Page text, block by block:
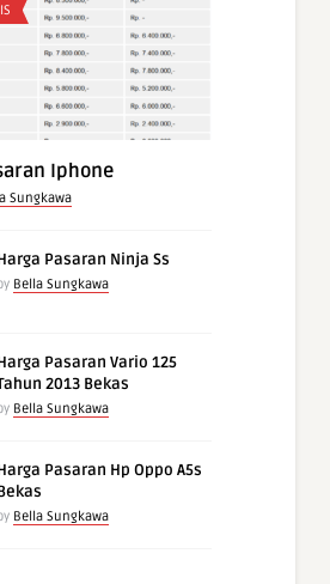
Iphone
Sungkawa
Pasaran Ninja Ss
Bella Sungkawa
Pasaran Vario 125
2013 Bekas
Bella Sungkawa
Pasaran Hp Oppo A5s
Bella Sungkawa